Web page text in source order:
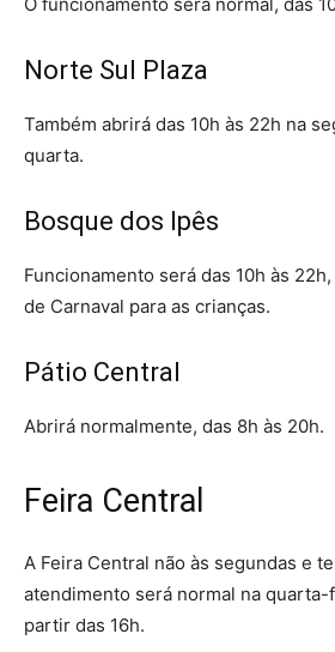
Norte Sul Plaza
Também abrirá das 10h às 22h na
quarta.
Bosque dos Ipês
Funcionamento será das 10h às
de Carnaval para as crianças.
Pátio Central
Abrirá normalmente, das 8h às 20h.
Feira Central
A Feira Central não às segundas e
atendimento será normal na quarta-
partir das 16h.